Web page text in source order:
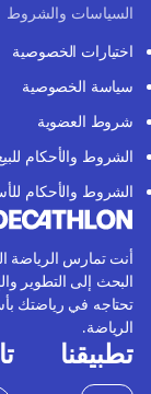
السياسات والشروط
اختيارات الخصوصية
سياسة الخصوصية
شروط العضوية
الشروط والأحكام
الشروط والأحكام
أنت تمارس الرياضة
البحث إلى التطوير
تحتاجه في رياضتك
الرياضة.
تطبيقنا